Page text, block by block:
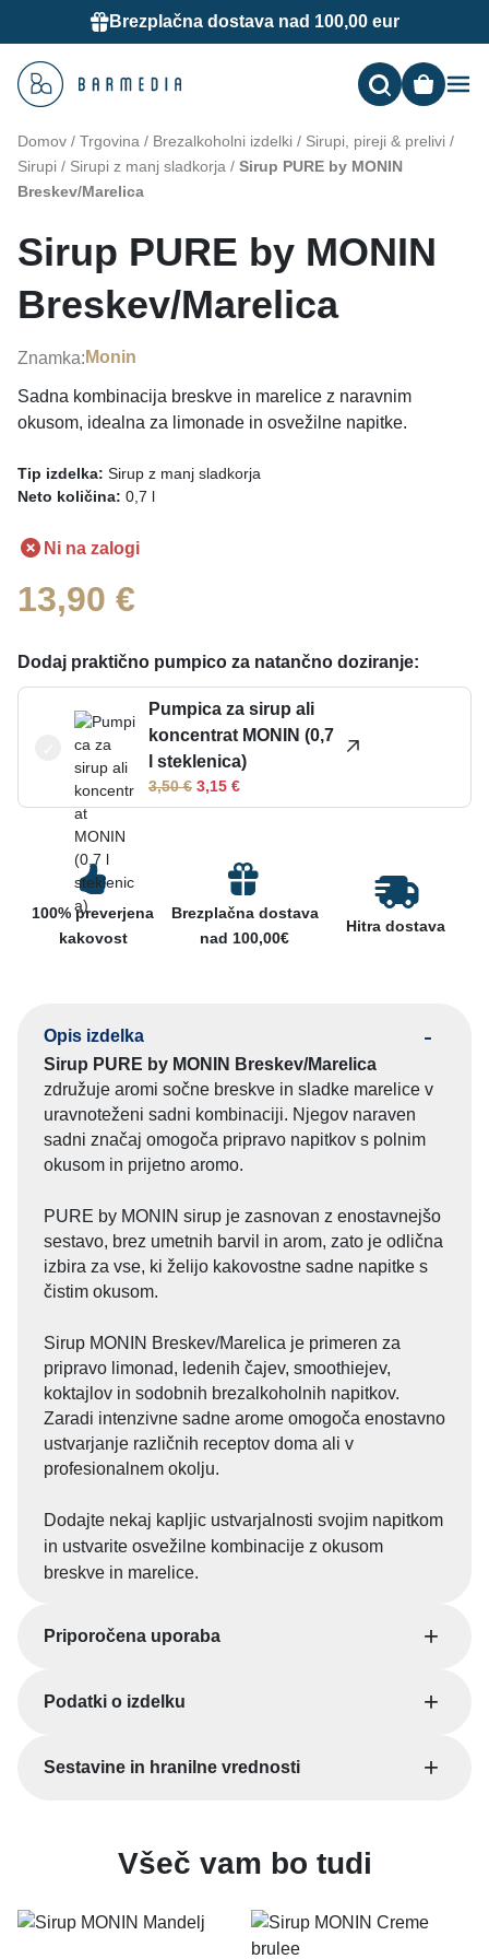
Brezplačna dostava nad 100,00 eur
Domov / Trgovina / Brezalkoholni izdelki / Sirupi, pireji & prelivi /
Sirupi / Sirupi z manj sladkorja / Sirup PURE by MONIN
Breskev/Marelica
Sirup PURE by MONIN
Breskev/Marelica
Znamka: Monin
Sadna kombinacija breskve in marelice z naravnim
okusom, idealna za limonade in osvežilne napitke.
Tip izdelka: Sirup z manj sladkorja
Neto količina: 0,7 l
Ni na zalogi
13,90 €
Dodaj praktično pumpico za natančno doziranje:
Pumpica za sirup ali
koncentrat MONIN (0,7
l steklenica)
3,50€ I
z
a
c
e
b
i
:
,
5
0
.
3,15 €T
r
u
t
n
a
j
e
:
3
1
€
.
100% preverjena
kakovost
Brezplačna dostava
nad 100,00€
Hitra dostava
Opis izdelka
Sirup PURE by MONIN Breskev/Marelica
združuje aromi sočne breskve in sladke marelice v
uravnoteženi sadni kombinaciji. Njegov naraven
sadni značaj omogoča pripravo napitkov s polnim
okusom in prijetno aromo.
PURE by MONIN sirup je zasnovan z enostavnejšo
sestavo, brez umetnih barvil in arom, zato je odlična
izbira za vse, ki želijo kakovostne sadne napitke s
čistim okusom.
Sirup MONIN Breskev/Marelica je primeren za
pripravo limonad, ledenih čajev, smoothiejev,
koktajlov in sodobnih brezalkoholnih napitkov.
Zaradi intenzivne sadne arome omogoča enostavno
ustvarjanje različnih receptov doma ali v
profesionalnem okolju.
Dodajte nekaj kapljic ustvarjalnosti svojim napitkom
in ustvarite osvežilne kombinacije z okusom
breskve in marelice.
Priporočena uporaba
Podatki o izdelku
Sestavine in hranilne vrednosti
Všeč vam bo tudi